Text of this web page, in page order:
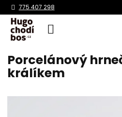
Přejít
obsah
775 407 298
Porcelánový
králíkem